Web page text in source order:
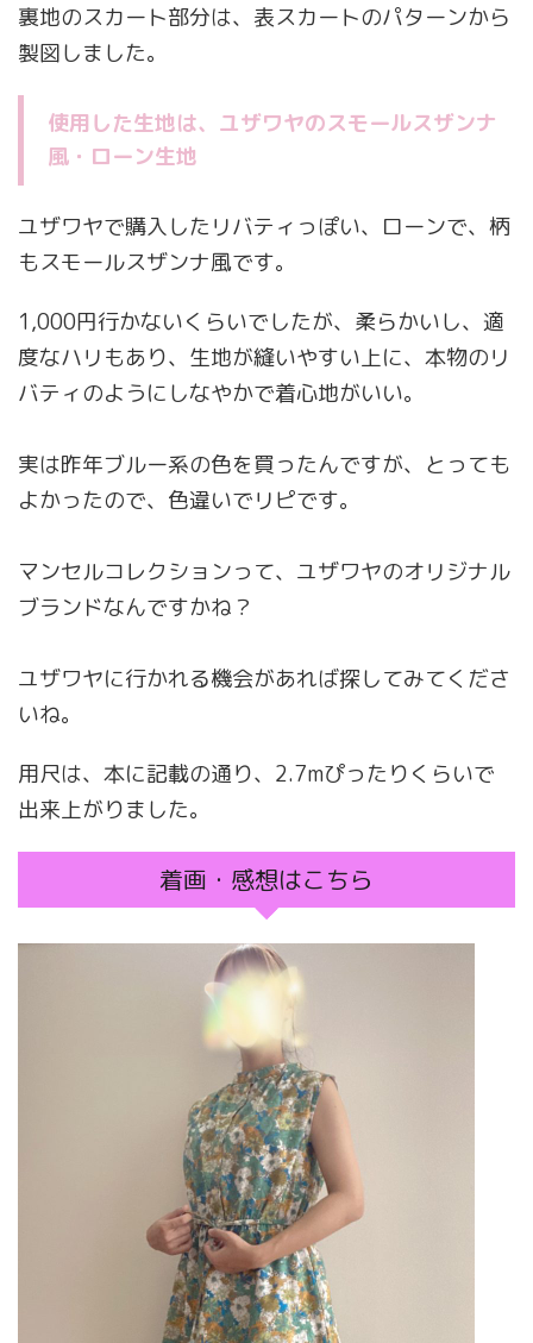
裏地のスカート部分は、表スカートのパターンから
製図しました。
使用した生地は、ユザワヤのスモールスザンナ
風・ローン生地
ユザワヤで購入したリバティっぽい、ローンで、柄
もスモールスザンナ風です。
1,000円行かないくらいでしたが、柔らかいし、適
度なハリもあり、生地が縫いやすい上に、本物のリ
バティのようにしなやかで着心地がいい。
実は昨年ブルー系の色を買ったんですが、とっても
よかったので、色違いでリピです。
マンセルコレクションって、ユザワヤのオリジナル
ブランドなんですかね？
ユザワヤに行かれる機会があれば探してみてくださ
いね。
用尺は、本に記載の通り、2.7mぴったりくらいで
出来上がりました。
着画・感想はこちら